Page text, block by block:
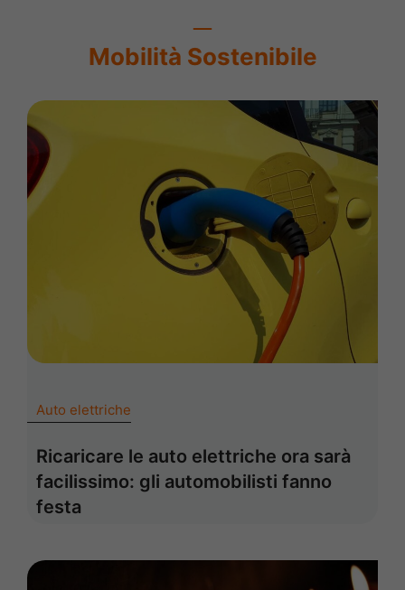
Mobilità Sostenibile
Auto elettriche
Ricaricare le auto elettriche ora sarà
facilissimo: gli automobilisti fanno
festa